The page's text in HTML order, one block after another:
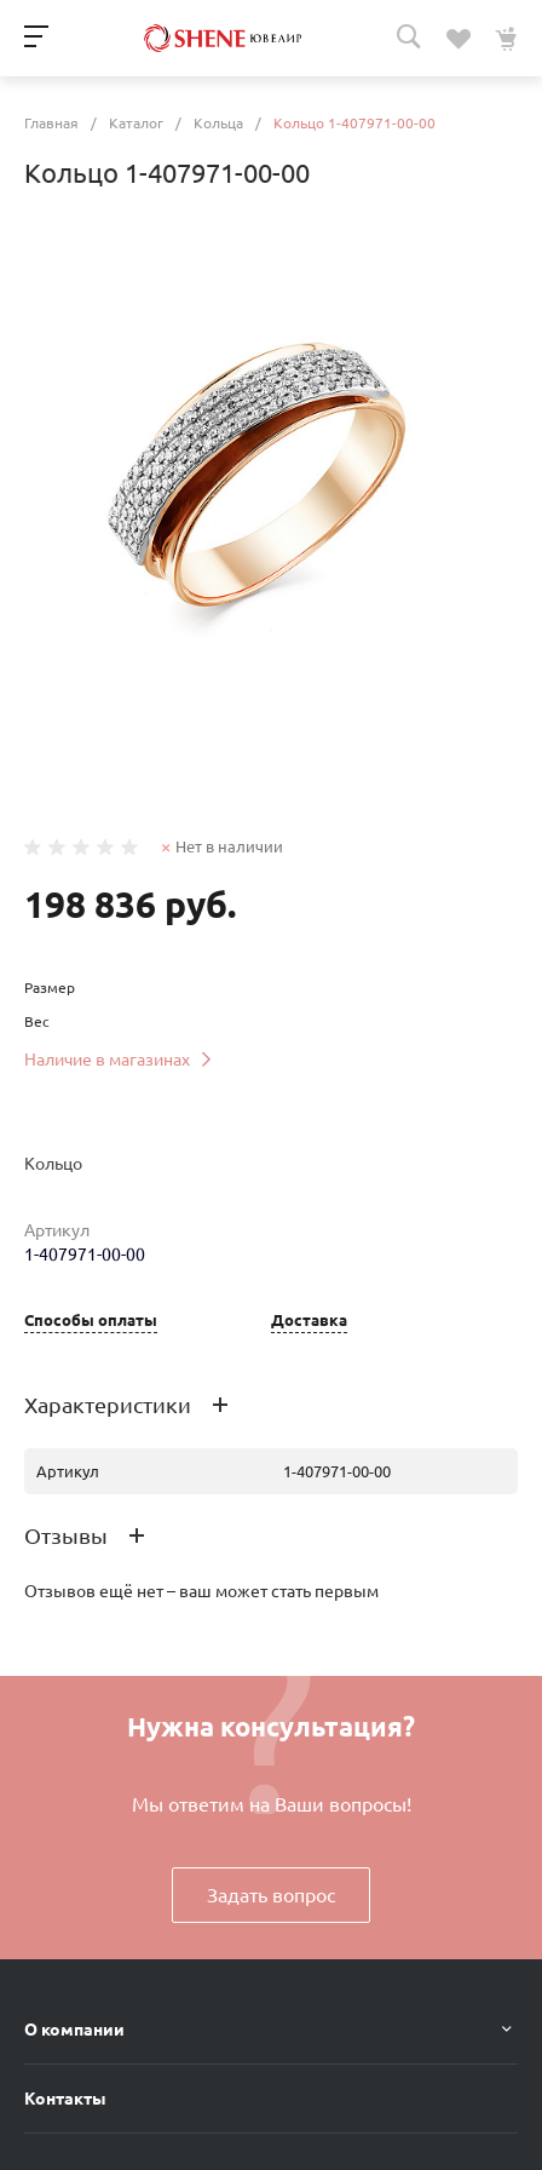
Главная / Каталог / Кольца / Кольцо 1-407971-00-00
Кольцо 1-407971-00-00
Нет в наличии
198 836 руб.
Размер
Вес
Наличие в магазинах
Наименование товара
Кольцо (30150119) 19
Кольцо
Артикул
1-407971-00-00
Способы оплаты Доставка
Характеристики
Артикул 1-407971-00-00
Отзывы
Отзывов ещё нет – ваш может стать первым
Нужна консультация?
Мы ответим на Ваши вопросы!
Задать вопрос
О компании
Контакты